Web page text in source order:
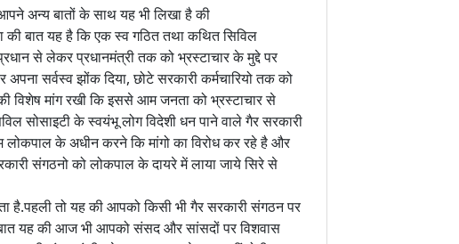
अन्य बातों के साथ यह भी लिखा है की
की बात यह है कि एक स्व गठित तथा कथित सिविल
से लेकर प्रधानमंत्री तक को भ्रस्टाचार के मुद्दे पर
सर्वस्व झोंक दिया, छोटे सरकारी कर्मचारियो तक को
विशेष मांग रखी कि इससे आम जनता को भ्रस्टाचार से
सोसाइटी के स्वयंभू लोग विदेशी धन पाने वाले गैर सरकारी
लोकपाल के अधीन करने कि मांगो का विरोध कर रहे है और
संगठनो को लोकपाल के दायरे में लाया जाये सिरे से
है.पहली तो यह की आपको किसी भी गैर सरकारी संगठन पर
यह की आज भी आपको संसद और सांसदों पर विशवास